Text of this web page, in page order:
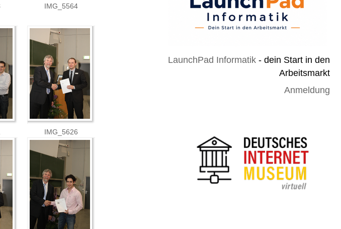
IMG_5564
IMG_5626
LaunchPad Informatik - dein Start in den
Arbeitsmarkt
Anmeldung